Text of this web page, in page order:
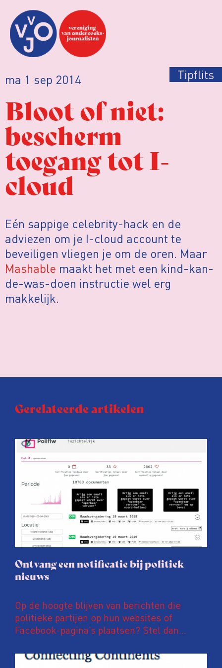
ma 1 sep 2014 Tipflits
Bloot of niet:
bescherm
toegang tot I-
cloud
Eén sappige celebrity-hack en de
adviezen om je I-cloud account te
beveiligen vliegen je om de oren. Maar
Mashable maakt het met een kind-kan-
de-was-doen instructie wel erg
makkelijk.
Gerelateerde artikelen
Ontvang een notificatie bij politiek
nieuws
Op de hoogte blijven van berichten die
politieke partijen op hun websites of
Facebook-pagina’s plaatsen? Stel dan
zijn meer dan 600.000 nieuwsberichten van